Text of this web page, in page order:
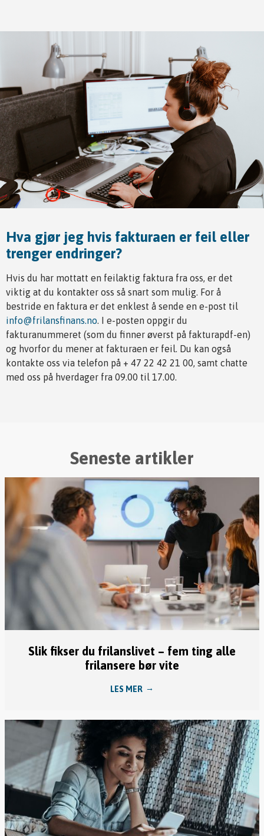
Hva gjør jeg hvis fakturaen er feil eller
trenger endringer?
Hvis du har mottatt en feilaktig faktura fra oss, er det
viktig at du kontakter oss så snart som mulig. For å
bestride en faktura er det enklest å sende en e-post til
info@frilansfinans.no. I e-posten oppgir du
fakturanummeret (som du finner øverst på fakturapdf-en)
og hvorfor du mener at fakturaen er feil. Du kan også
kontakte oss via telefon på + 47 22 42 21 00, samt chatte
med oss på hverdager fra 09.00 til 17.00.
Seneste artikler
Slik fikser du frilanslivet – fem ting alle
frilansere bør vite
LES MER